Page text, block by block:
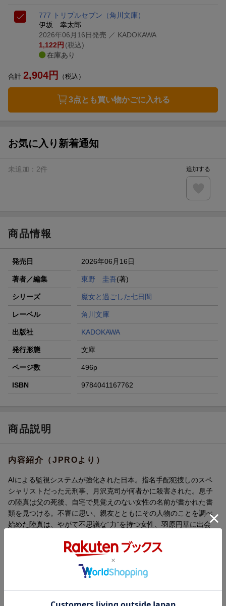
777 トリプルセブン （角川文庫）
伊坂 幸太郎
2026年06月16日発売 ／ KADOKAWA
1,122円 (税込)
在庫あり
合計 2,904円 （税込）
3点とも買い物かごに入れる
お気に入り新着通知
未追加： 2件 追加する
商品情報
発売日 2026年06月16日
著者／編集 東野 圭吾(著)
シリーズ 魔女と過ごした七日間
レーベル 角川文庫
出版社 KADOKAWA
発行形態 文庫
ページ数 496p
ISBN 9784041167762
商品説明
内容紹介（JPROより）
AIによる監視システムが強化された日本。指名手配犯捜しのスペ
シャリストだった元刑事、月沢克司が何者かに殺害された。息子
の陸真は父の死後、自宅で見覚えのない女性の名前が書かれた書
類を見つける。不審に思い、親友とともにその人物のことを調べ
始めた陸真は、やがて不思議な“力”を持つ女性、羽原円華に出会
陸真は自身で父の死の真相を探り始める。
内容紹介（「BOOK」データベースより）